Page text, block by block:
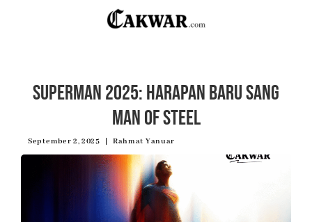
Superman 2025: Harapan Baru Sang
Man of Steel
September 2, 2025 Rahmat Yanuar